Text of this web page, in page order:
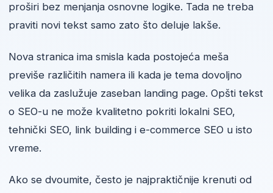
proširi bez menjanja osnovne logike. Tada ne treba
praviti novi tekst samo zato što deluje lakše.
Nova stranica ima smisla kada postojeća meša
previše različitih namera ili kada je tema dovoljno
velika da zaslužuje zaseban landing page. Opšti tekst
o SEO-u ne može kvalitetno pokriti lokalni SEO,
tehnički SEO, link building i e-commerce SEO u isto
vreme.
Ako se dvoumite, često je najpraktičnije krenuti od